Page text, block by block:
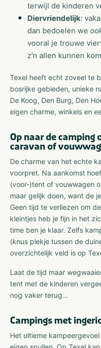
terwijl de kinderen
Diervriendelijk:
dan bedoelen we
vooral je trouwe
z'n allen kunnen
Texel heeft echt zoveel te
bosrijke gebieden, unieke
De Koog, Den Burg, Den
eigen charme, winkels en
Op naar de camping
caravan of
De charme van het echte
voorpret. Na aankomst
(voor-)tent of vouwwagen
maar gelijk doen, want de
Geen tijd te verliezen om
kleintjes heb je fijn in het
time ben je klaar. Zelfs
(knus plekje tussen de
overzichtelijk veld is op
Laat de tijd maar
tent met de kinderen
nog vaker terug…
Campings met
Het ultieme